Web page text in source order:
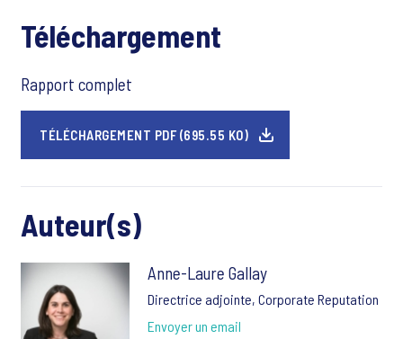
Téléchargement
Rapport complet
TÉLÉCHARGEMENT PDF (695.55 KO)
Auteur(s)
Anne-Laure Gallay
Directrice adjointe, Corporate Reputation
Envoyer un email